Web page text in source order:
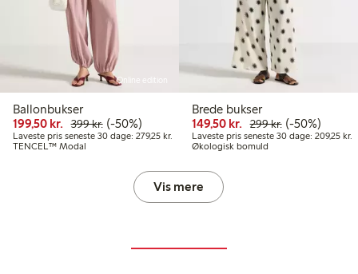
Online edition
Ballonbukser
199,50 kr. Nedsat pris: 199,50 kr.
399 kr.Normalpris: 399,00 kr.
50 % rabat
(-50%)
Laveste pris seneste 30 dage: 279,25 kr. Laveste pris seneste 30 dage: 279,25 kr.
TENCEL™ Modal
Brede bukser
149,50 kr. Nedsat pris: 149,50
299 kr.Normalpris:
50 % rabat
(-50%)
Laveste pris seneste 30 dage: 209,25 kr.
Økologisk bomuld
Vis mere